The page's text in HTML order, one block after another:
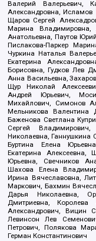
Валерий Валерьевич,
Александровна, Исламов
Щаров Сергей
Марина Владимировна,
Анатольевна, Паутов
Пислакова-Паркер
Чуркина Наталья
Екатерина
Борисовна, Гудков Лев
Анна Васильевна,
Щур Николай
Андрей Юрьевич,
Михайлович, Симонов
Мельникова Валентина
Баженова Светлана
Сергей
Николаевна, Ганнушкина
Буртина Елена
Екатерина
Юрьевна, Свечников
Шахова Елена
Ирина Вячеславовна,
Маркович, Бахмин
Дарья Николаевна,
Дмитриевна, Королева
Александрович, Вицин
Левинсон Лев
Петрович, Полякова
Герман Константинович